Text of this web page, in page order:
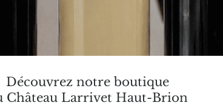
Découvrez notre boutique
Château Larrivet Haut-Brion